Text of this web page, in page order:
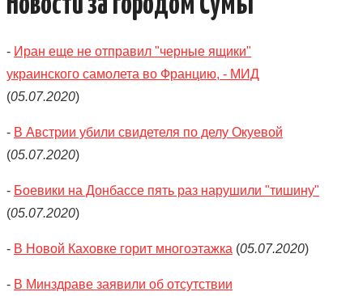
- Иран еще не отправил "черные ящики"
украинского самолета во Францию, - МИД
(05.07.2020)
- В Австрии убили свидетеля по делу Окуевой
(05.07.2020)
- Боевики на Донбассе пять раз нарушили "тишину"
(05.07.2020)
- В Новой Каховке горит многоэтажка (05.07.2020)
- В Минздраве заявили об отсутствии